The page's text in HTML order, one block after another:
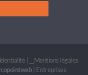
__Mentions légales
| Entreprises